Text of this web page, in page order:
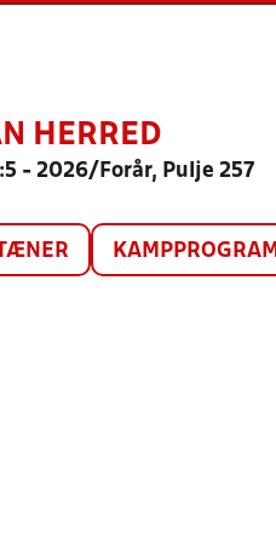
HERRED
- 2026/Forår, Pulje 257